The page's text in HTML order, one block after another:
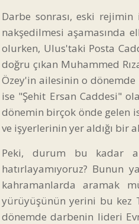
Darbe sonrası, eski
nakşedilmesi aşamasında
olurken, Ulus'taki Posta
doğru çıkan Muhammed
Özey'in ailesinin o
ise "Şehit Ersan Caddesi"
dönemin birçok önde gelen
ve işyerlerinin yer aldığı bir
Peki, durum bu kadar
hatırlayamıyoruz? Bunun
kahramanlarda aramak
yürüyüşünün yerini bu kez
dönemde darbenin lideri